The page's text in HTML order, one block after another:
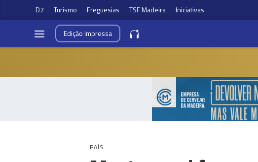
D7 Turismo Freguesias TSF Madeira Iniciativas
EdiçãoImpressa
PAÍS